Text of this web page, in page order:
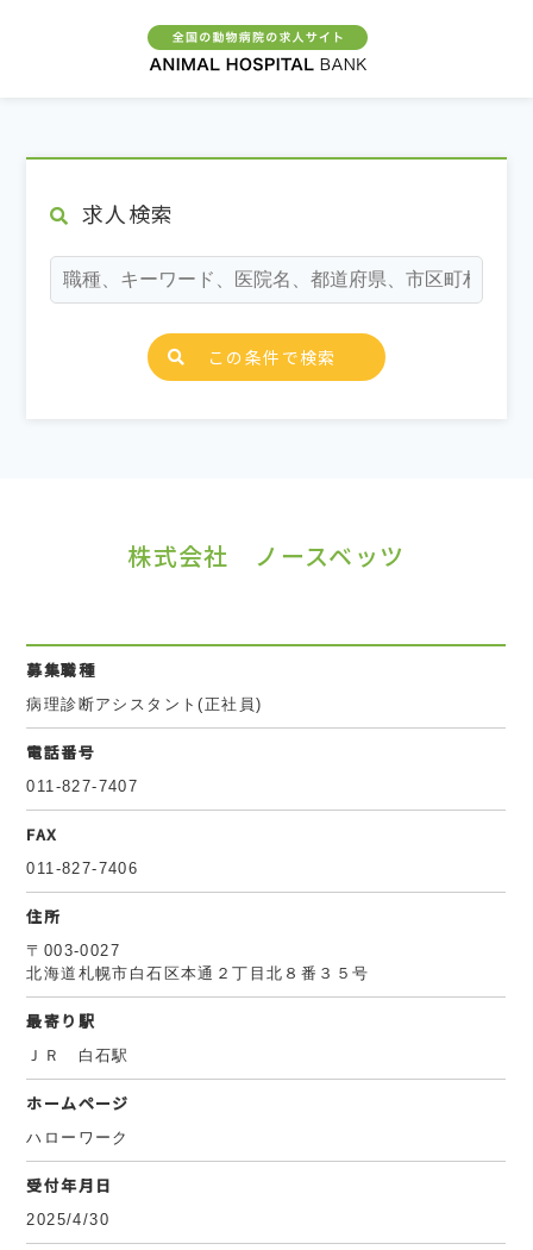
求人検索
この条件で検索
株式会社 ノースベッツ
募集職種
病理診断アシスタント(正社員)
電話番号
011-827-7407
FAX
011-827-7406
住所
〒003-0027
北海道札幌市白石区本通２丁目北８番３５号
最寄り駅
ＪＲ 白石駅
ホームページ
ハローワーク
受付年月日
2025/4/30